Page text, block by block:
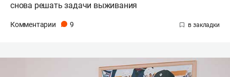
снова решать задачи выживания
Комментарии 9